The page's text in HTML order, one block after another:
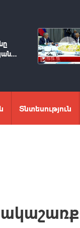
Տնտեսություն